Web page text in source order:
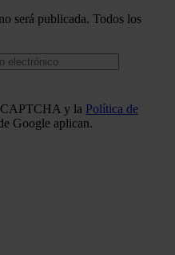
será publicada. Todos los
y la Política de
Google aplican.